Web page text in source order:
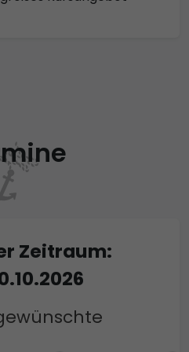
Zeitraum: